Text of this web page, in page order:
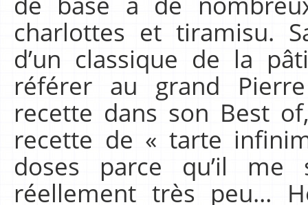
charlottes et tiramisu.
d’un classique de la
référer au grand
recette dans son Best
recette de « tarte
doses parce qu’il
réellement très peu…